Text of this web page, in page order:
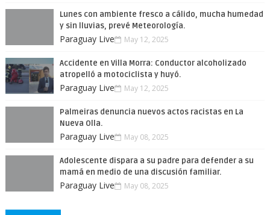
Lunes con ambiente fresco a cálido, mucha humedad
y sin lluvias, prevé Meteorología.
Paraguay Live May 12, 2025
Accidente en Villa Morra: Conductor alcoholizado
atropelló a motociclista y huyó.
Paraguay Live May 12, 2025
Palmeiras denuncia nuevos actos racistas en La
Nueva Olla.
Paraguay Live May 08, 2025
Adolescente dispara a su padre para defender a su
mamá en medio de una discusión familiar.
Paraguay Live May 08, 2025